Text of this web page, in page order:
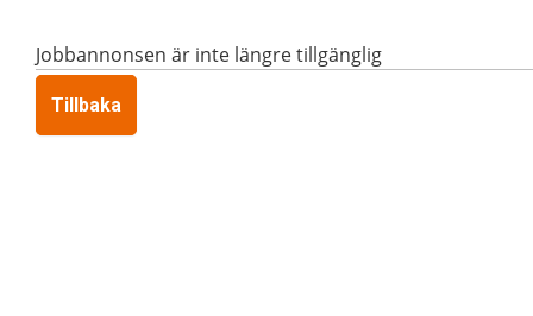
Jobbannonsen är inte längre tillgänglig
Tillbaka